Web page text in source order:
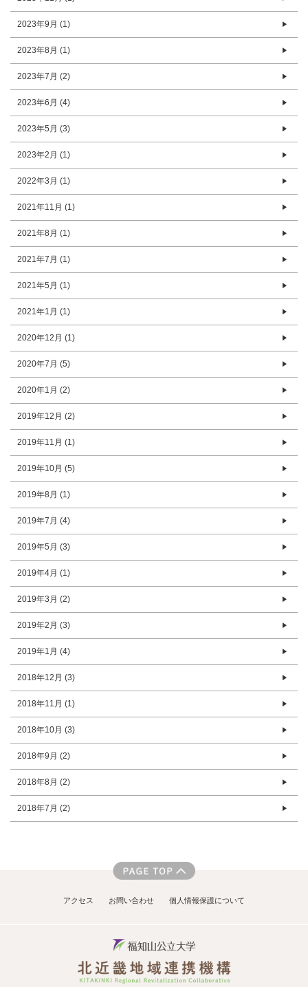
2023年9月 (1)
2023年8月 (1)
2023年7月 (2)
2023年6月 (4)
2023年5月 (3)
2023年2月 (1)
2022年3月 (1)
2021年11月 (1)
2021年8月 (1)
2021年7月 (1)
2021年5月 (1)
2021年1月 (1)
2020年12月 (1)
2020年7月 (5)
2020年1月 (2)
2019年12月 (2)
2019年11月 (1)
2019年10月 (5)
2019年8月 (1)
2019年7月 (4)
2019年5月 (3)
2019年4月 (1)
2019年3月 (2)
2019年2月 (3)
2019年1月 (4)
2018年12月 (3)
2018年11月 (1)
2018年10月 (3)
2018年9月 (2)
2018年8月 (2)
2018年7月 (2)
アクセス お問い合わせ 個人情報保護について